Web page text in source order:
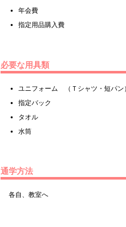
年会費
指定用品購入費
必要な用具類
ユニフォーム （Ｔシャツ・短パン
指定バック
タオル
水筒
通学方法
各自、教室へ